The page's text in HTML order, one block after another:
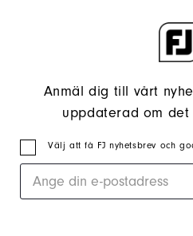
Anmäl dig till vårt
uppdaterad om det
Välj att få FJ nyhetsbrev och